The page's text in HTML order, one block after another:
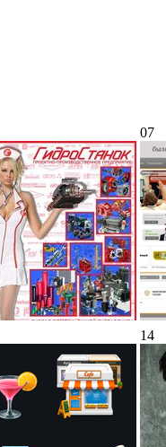
07
14